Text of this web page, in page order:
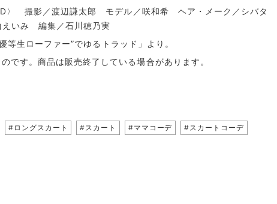
〉 撮影／渡辺謙太郎 モデル／咲和希 ヘア・メーク／シバタ
いみ 編集／石川穂乃実
等生ローファー”でゆるトラッド」より。
です。商品は販売終了している場合があります。
#ロングスカート #スカート #ママコーデ #スカートコーデ